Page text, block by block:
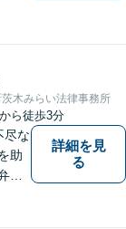
談
個木みらい法律事務所
から徒歩3分
尽な
助
護
詳細を見
る